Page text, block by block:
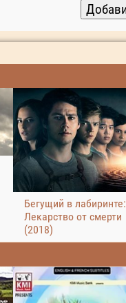
Бегущий в лабиринте:
Лекарство от смерти
(2018)